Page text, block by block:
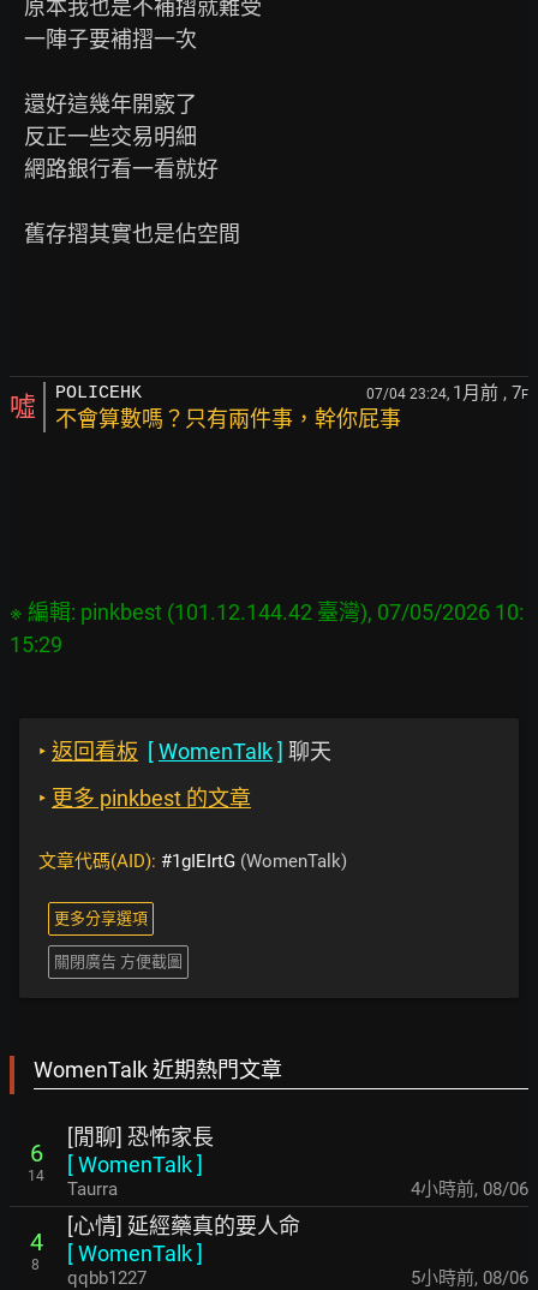
噓 POLICEHK 07/04 23:24, 1月前 , 7F
不會算數嗎？只有兩件事，幹你屁事
※ 編輯: pinkbest (101.12.144.42 臺灣), 07/05/2026 10:
‣ 返回看板 [WomenTalk] 聊天
‣ 更多 pinkbest 的文章
文章代碼(AID): #1gIEIrtG (WomenTalk)
更多分享選項
關閉廣告 方便截圖
WomenTalk 近期熱門文章
6
14
[閒聊] 恐怖家長
[WomenTalk]
Taurra 4小時前, 08/06
4
8
[心情] 延經藥真的要人命
[WomenTalk]
qqbb1227 5小時前, 08/06